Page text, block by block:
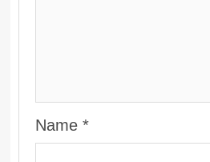
Name*